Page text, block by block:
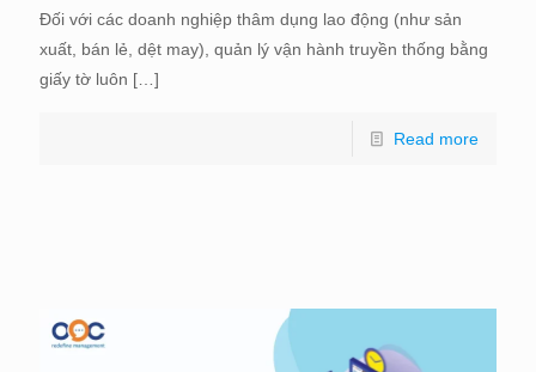
Đối với các doanh nghiệp thâm dụng lao động (như sản
xuất, bán lẻ, dệt may), quản lý vận hành truyền thống bằng
giấy tờ luôn […]
Read more